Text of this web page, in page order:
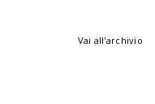
Vai all'archivio